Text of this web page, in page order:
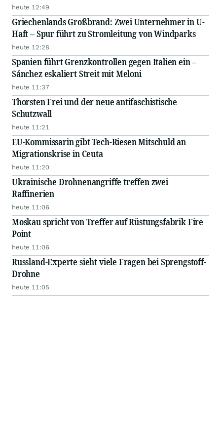
heute 12:49
Griechenlands Großbrand: Zwei Unternehmer in U-
Haft – Spur führt zu Stromleitung von Windparks
heute 12:28
Spanien führt Grenzkontrollen gegen Italien ein –
Sánchez eskaliert Streit mit Meloni
heute 11:37
Thorsten Frei und der neue antifaschistische
Schutzwall
heute 11:21
EU-Kommissarin gibt Tech-Riesen Mitschuld an
Migrationskrise in Ceuta
heute 11:20
Ukrainische Drohnenangriffe treffen zwei
Raffinerien
heute 11:06
Moskau spricht von Treffer auf Rüstungsfabrik Fire
Point
heute 11:06
Russland-Experte sieht viele Fragen bei Sprengstoff-
Drohne
heute 11:05